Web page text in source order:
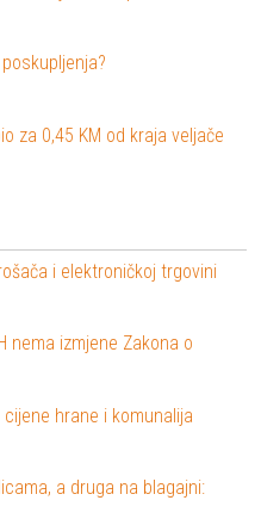
za 0,45 KM od kraja veljače
i elektroničkoj trgovini
nema izmjene Zakona o
hrane i komunalija
a druga na blagajni: